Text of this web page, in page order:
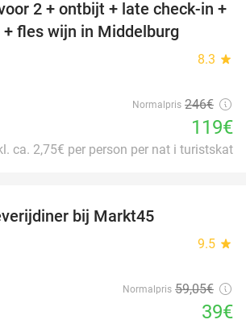
52%
2 + ontbijt + late check-in +
fles wijn in Middelburg
8.3 star
Normalpris 246€
119€
ca. 2,75€ per person per nat i turistskat
bij Markt45
9.5 star
Normalpris 59,05€
39€